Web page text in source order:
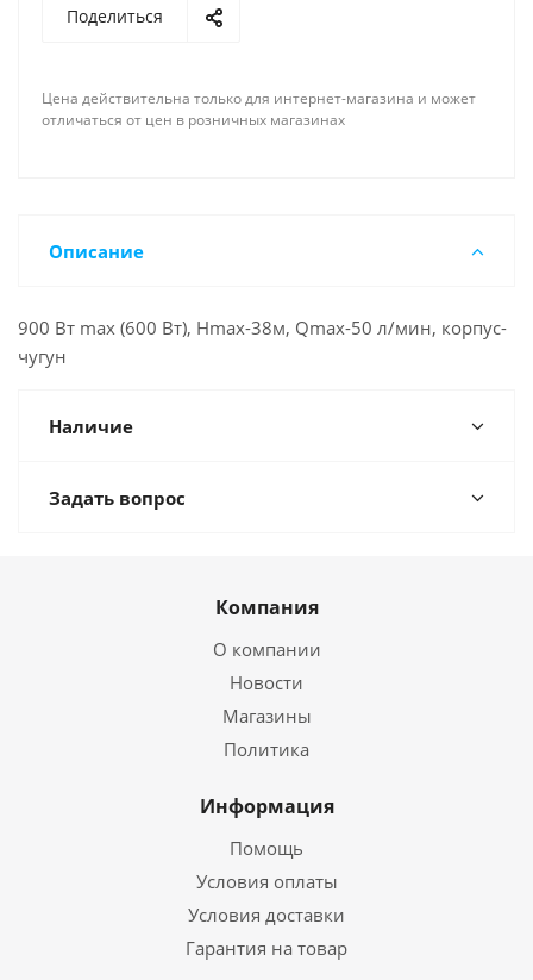
Поделиться
Цена действительна только для интернет-магазина и может
отличаться от цен в розничных магазинах
Описание
900 Вт max (600 Вт), Hmax-38м, Qmax-50 л/мин, корпус-
чугун
Наличие
Задать вопрос
Компания
О компании
Новости
Магазины
Политика
Информация
Помощь
Условия оплаты
Условия доставки
Гарантия на товар